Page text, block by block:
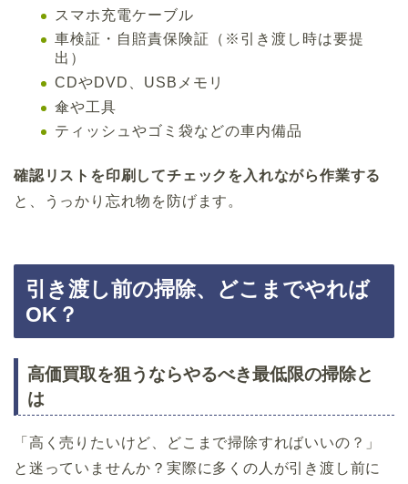
スマホ充電ケーブル
車検証・自賠責保険証（※引き渡し時は要提
出）
CDやDVD、USBメモリ
傘や工具
ティッシュやゴミ袋などの車内備品
確認リストを印刷してチェックを入れながら作業する
と、うっかり忘れ物を防げます。
引き渡し前の掃除、どこまでやれば
OK？
高価買取を狙うならやるべき最低限の掃除と
は
「高く売りたいけど、どこまで掃除すればいいの？」
と迷っていませんか？実際に多くの人が引き渡し前に